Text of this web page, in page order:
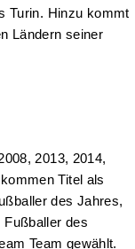
Turin. Hinzu kommt
Ländern seiner
2013, 2014,
Titel als
des Jahres,
des
Team gewählt.